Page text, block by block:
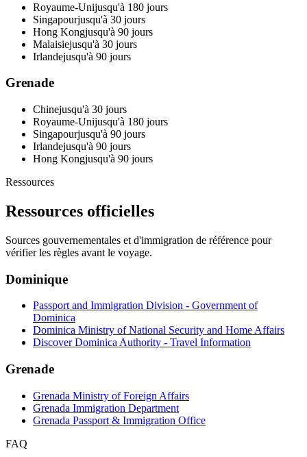
Royaume-Unijusqu'à 180 jours
Singapourjusqu'à 30 jours
Hong Kongjusqu'à 90 jours
Malaisiejusqu'à 30 jours
Irlandejusqu'à 90 jours
Grenade
Chinejusqu'à 30 jours
Royaume-Unijusqu'à 180 jours
Singapourjusqu'à 90 jours
Irlandejusqu'à 90 jours
Hong Kongjusqu'à 90 jours
Ressources
Ressources officielles
Sources gouvernementales et d'immigration de référence pour
vérifier les règles avant le voyage.
Dominique
Passport and Immigration Division - Government of
Dominica
Dominica Ministry of National Security and Home Affairs
Discover Dominica Authority - Travel Information
Grenade
Grenada Ministry of Foreign Affairs
Grenada Immigration Department
Grenada Passport & Immigration Office
FAQ